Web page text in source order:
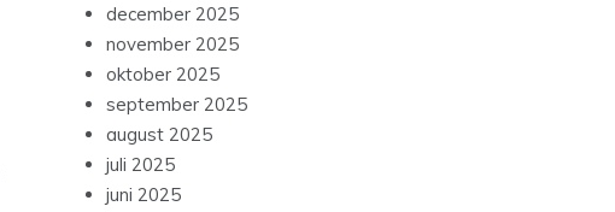
december 2025
november 2025
oktober 2025
september 2025
august 2025
juli 2025
juni 2025